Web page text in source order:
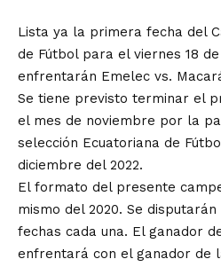
Lista ya la primera fecha del
de Fútbol para el viernes 18
enfrentarán Emelec vs.
Se tiene previsto terminar el
el mes de noviembre por la
selección Ecuatoriana de
diciembre del 2022.
El formato del presente
mismo del 2020. Se
fechas cada una. El ganador
enfrentará con el ganador de